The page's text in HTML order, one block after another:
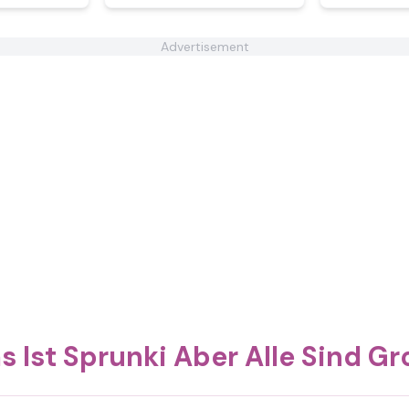
Advertisement
Ist Sprunki Aber Alle Sind